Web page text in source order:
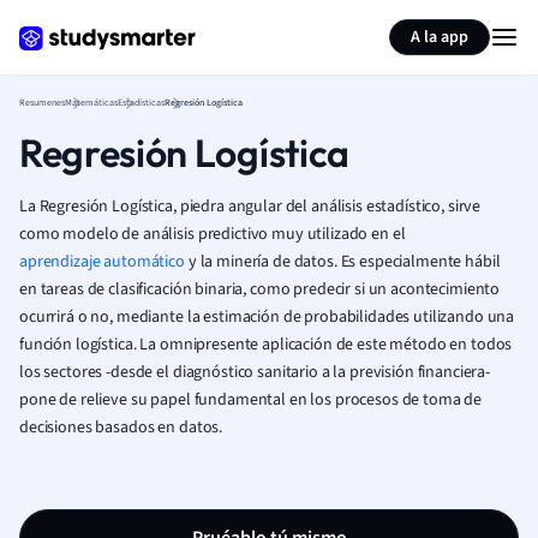
A la app
ResumenesMatemáticasEstadísticasRegresión Logística
Regresión Logística
La Regresión Logística, piedra angular del análisis estadístico, sirve
como modelo de análisis predictivo muy utilizado en el
aprendizaje automático y la minería de datos. Es especialmente hábil
en tareas de clasificación binaria, como predecir si un acontecimiento
ocurrirá o no, mediante la estimación de probabilidades utilizando una
función logística. La omnipresente aplicación de este método en todos
los sectores -desde el diagnóstico sanitario a la previsión financiera-
pone de relieve su papel fundamental en los procesos de toma de
decisiones basados en datos.
Resumir página